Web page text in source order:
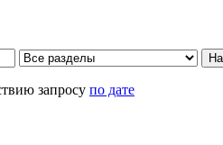
запросу по дате